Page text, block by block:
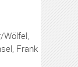
Frank